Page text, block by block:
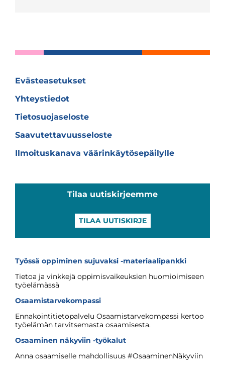
Evästeasetukset
Yhteystiedot
Tietosuojaseloste
Saavutettavuusseloste
Ilmoituskanava väärinkäytösepäilylle
Tilaa uutiskirjeemme
TILAA UUTISKIRJE
Työssä oppiminen sujuvaksi -materiaalipankki
Tietoa ja vinkkejä oppimisvaikeuksien huomioimiseen
työelämässä
Osaamistarvekompassi
Ennakointitietopalvelu Osaamistarvekompassi kertoo
työelämän tarvitsemasta osaamisesta.
Osaaminen näkyviin -työkalut
Anna osaamiselle mahdollisuus #OsaaminenNäkyviin